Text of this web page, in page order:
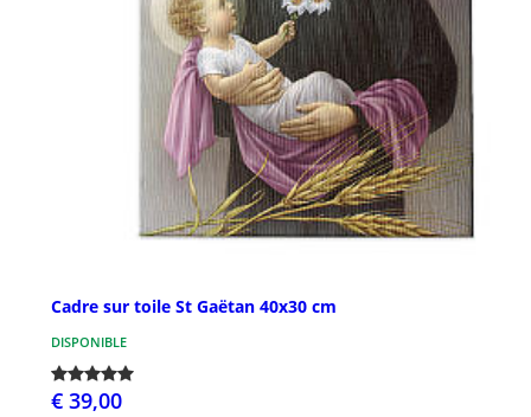
Cadre sur toile St Gaëtan 40x30 cm
DISPONIBLE
€ 39,00